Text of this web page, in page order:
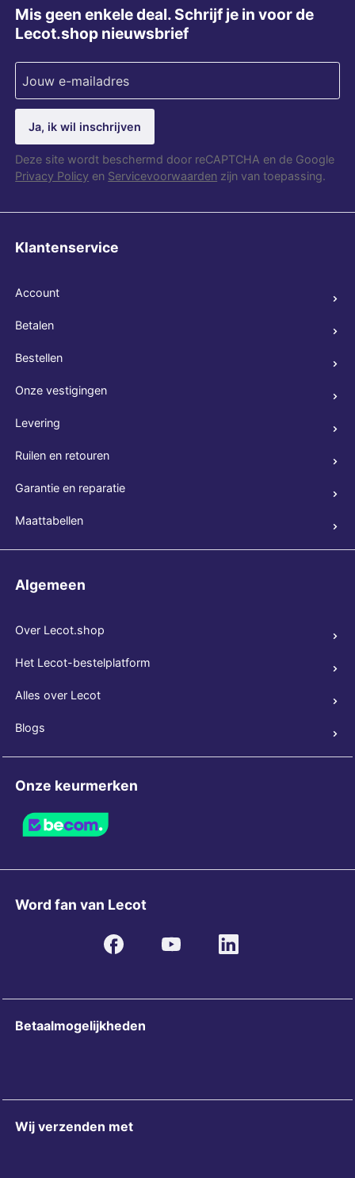
Mis geen enkele deal. Schrijf je in voor de
Lecot.shop nieuwsbrief
Ja, ik wil inschrijven
Deze site wordt beschermd door reCAPTCHA en de Google
Privacy Policy en Servicevoorwaarden zijn van toepassing.
Klantenservice
Account
Betalen
Bestellen
Onze vestigingen
Levering
Ruilen en retouren
Garantie en reparatie
Maattabellen
Algemeen
Over Lecot.shop
Het Lecot-bestelplatform
Alles over Lecot
Blogs
Onze keurmerken
Word fan van Lecot
Betaalmogelijkheden
Wij verzenden met